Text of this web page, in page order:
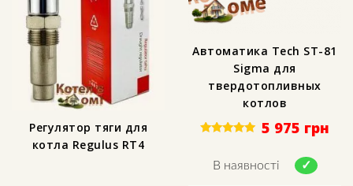
Регулятор тяги для
котла Regulus RT4
Автоматика Tech ST-81
Sigma для
твердотопливных
котлов
out of 5
5 975 грн
В наявності